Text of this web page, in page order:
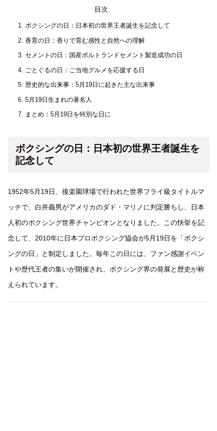
目次
ボクシングの日：日本初の世界王者誕生を記念して
香育の日：香りで育む感性と自然への理解
セメントの日：国産ポルトランドセメント製造成功の日
ごとぐるの日：ご当地グルメを応援する日
歴史的な出来事：5月19日に起きた主な出来事
5月19日生まれの著名人
まとめ：5月19日を特別な日に
ボクシングの日：日本初の世界王者誕生を
記念して
1952年5月19日、後楽園球場で行われた世界フライ級タイトルマ
ッチで、白井義男がアメリカのダド・マリノに判定勝ちし、日本
人初のボクシング世界チャンピオンとなりました。この快挙を記
念して、2010年に日本プロボクシング協会が5月19日を「ボクシ
ングの日」と制定しました。毎年この日には、ファン感謝イベン
トや歴代王者の集いが開催され、ボクシング界の発展と歴史が称
えられています。